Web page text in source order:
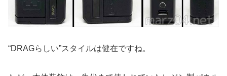
“DRAGらしい”スタイルは健在ですね。